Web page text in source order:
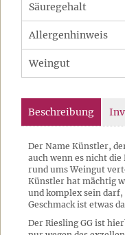
Säuregehalt
Allergenhinweis
Weingut
Beschreibung
Der Name Künstler,
auch wenn es nicht
rund ums Weingut
Künstler hat mächtig
und komplex sein
Geschmack ist etwas
Der Riesling GG ist